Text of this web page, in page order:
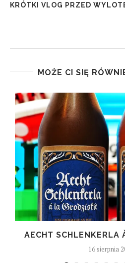
KRÓTKI VLOG PRZED
MOŻE CI SIĘ
AECHT SCHLENKERLA
16 sierpnia